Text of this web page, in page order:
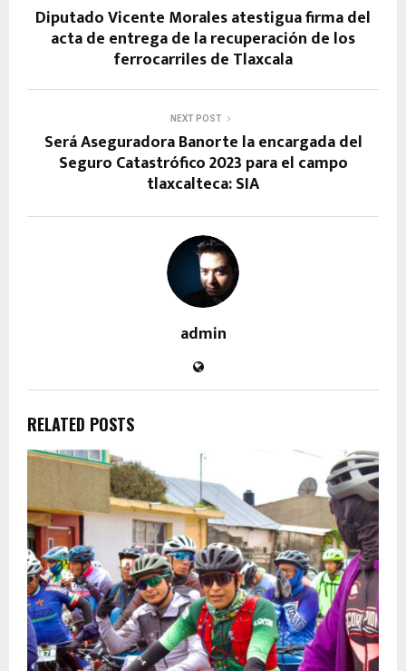
Diputado Vicente Morales atestigua firma del
acta de entrega de la recuperación de los
ferrocarriles de Tlaxcala
NEXT POST
Será Aseguradora Banorte la encargada del
Seguro Catastrófico 2023 para el campo
tlaxcalteca: SIA
admin
RELATED POSTS